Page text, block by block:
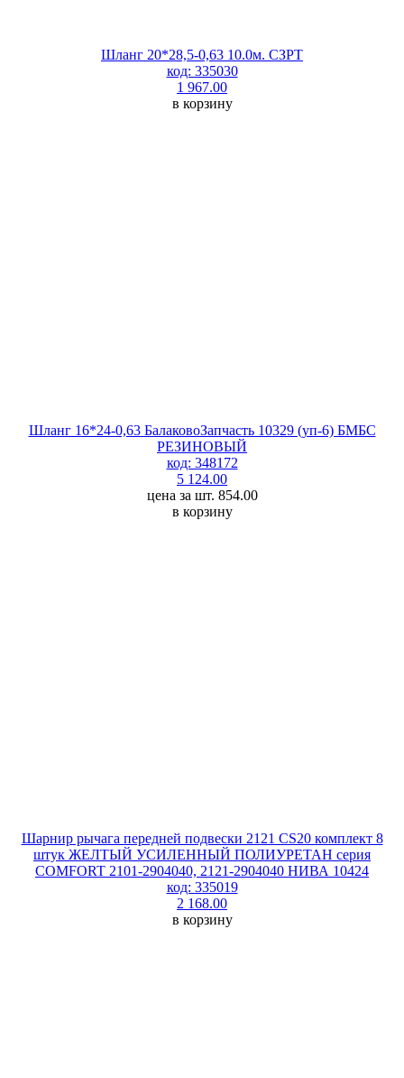
Шланг 20*28,5-0,63 10.0м. СЗРТ
код: 335030
1 967.00
в корзину
Шланг 16*24-0,63 БалаковоЗапчасть 10329 (уп-6) БМБС
РЕЗИНОВЫЙ
код: 348172
5 124.00
цена за шт. 854.00
в корзину
Шарнир рычага передней подвески 2121 CS20 комплект 8
штук ЖЕЛТЫЙ УСИЛЕННЫЙ ПОЛИУРЕТАН серия
COMFORT 2101-2904040, 2121-2904040 НИВА 10424
код: 335019
2 168.00
в корзину